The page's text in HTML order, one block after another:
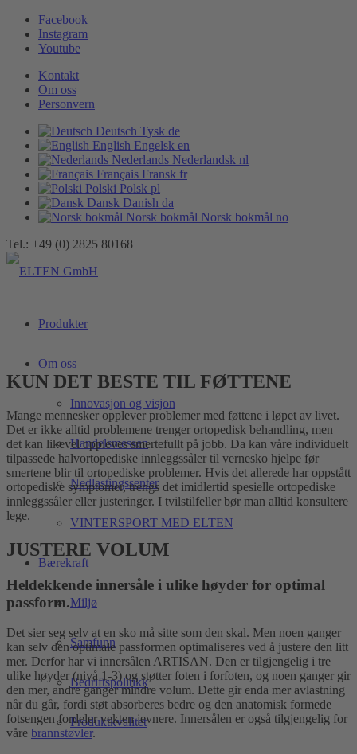
Facebook
Instagram
Youtube
Kontakt
Om oss
Personvern
Deutsch Tysk de
English Engelsk en
Nederlands Nederlandsk nl
Français Fransk fr
Polski Polsk pl
Dansk Danish da
Norsk bokmål Norsk bokmål no
Tel.: +49 (0) 2825 80168
Produkter
Om oss
Innovasjon og visjon
Handelsmessen
Nedlastingssenter
VINTERSPORT MED ELTEN
Bærekraft
Miljø
Samfunn
Bedriftspolitikk
Produktkvalitet
KUN DET BESTE TIL FØTTENE
Mange mennesker opplever problemer med føttene i løpet av livet.
Det er ikke alltid problemene trenger ortopedisk behandling, men
det kan likevel oppleves smertefullt på jobb. Da kan våre individuelt
tilpassede halvortopediske innleggssåler til vernesko hjelpe før
smertene blir til ortopediske problemer. Hvis det allerede har oppstått
ortopediske symptomer, trengs det imidlertid spesielle ortopediske
innleggssåler eller justeringer. I tvilstilfeller bør man alltid konsultere
lege.
JUSTERE VOLUM
Heldekkende innersåle i ulike høyder for optimal
passform.
Det sier seg selv at en sko må sitte som den skal. Men noen ganger
kan selv den optimale passformen optimaliseres ved å justere den litt
mer. Derfor har vi innersålen ARTISAN. Den er tilgjengelig i tre
ulike høyder (nivå 1-3) og støtter foten i forfoten, og noen ganger gir
den mer, andre ganger mindre volum. Dette gir enda mer avlastning
når du går, fordi støt absorberes bedre og den anatomisk formede
fotsengen fordeler vekten jevnere. Innersålen er også tilgjengelig for
våre brannstøvler.